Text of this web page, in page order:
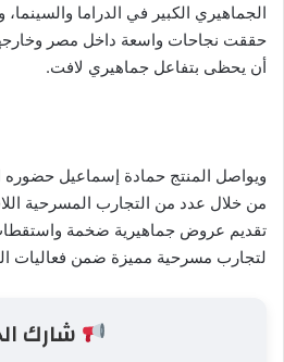
الجماهيري الكبير في الدراما والسينما،
حققت نجاحات واسعة داخل مصر
أن يحظى بتفاعل جماهيري لافت.
ويواصل المنتج حمادة إسماعيل
من خلال عدد من التجارب المسرحية
تقديم عروض جماهيرية ضخمة
لتجارب مسرحية مميزة ضمن فعاليات
شارك